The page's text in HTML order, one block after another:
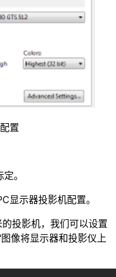
置
。
显示器投影机配置。
投影机，我们可以设置
像将显示器和投影仪上